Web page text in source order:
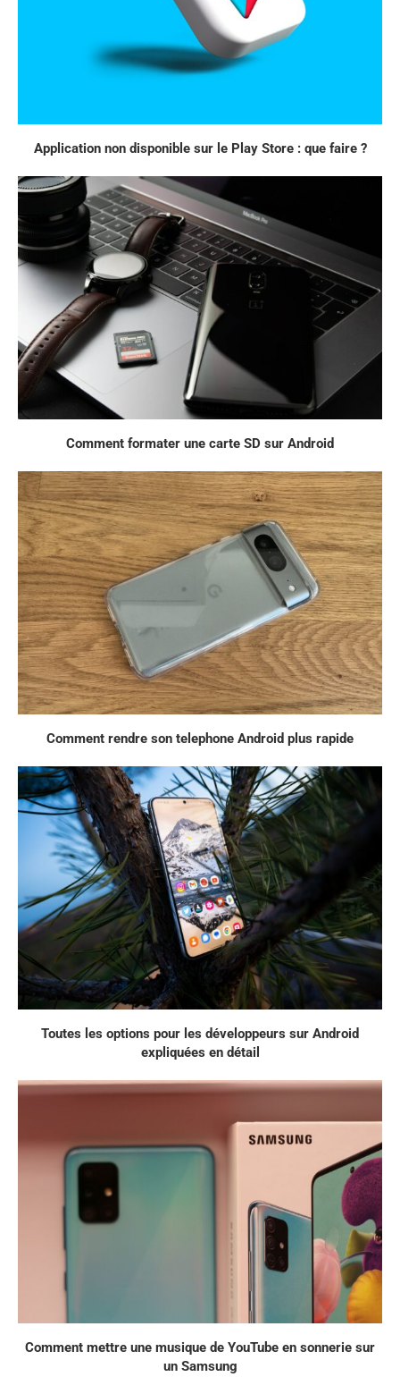
Application non disponible sur le Play Store : que faire ?
Comment formater une carte SD sur Android
Comment rendre son telephone Android plus rapide
Toutes les options pour les développeurs sur Android
expliquées en détail
Comment mettre une musique de YouTube en sonnerie sur
un Samsung